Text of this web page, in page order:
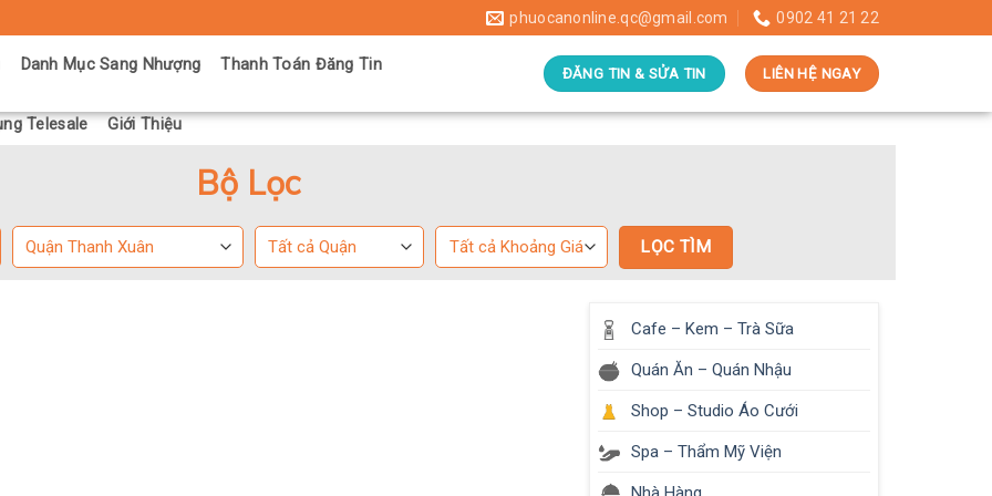
phuocanonline.qc@gmail.com 0902 41 21 22
Danh Mục Sang Nhượng Thanh Toán Đăng Tin
Telesale Giới Thiệu
ĐĂNG TIN & SỬA TIN LIÊN HỆ NGAY
Bộ Lọc
Cafe – Kem – Trà Sữa
Quán Ăn – Quán Nhậu
Shop – Studio Áo Cưới
Spa – Thẩm Mỹ Viện